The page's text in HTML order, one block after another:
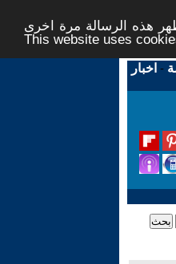
هذه الرسالة مرة اخرى -
This website uses
- اخبار